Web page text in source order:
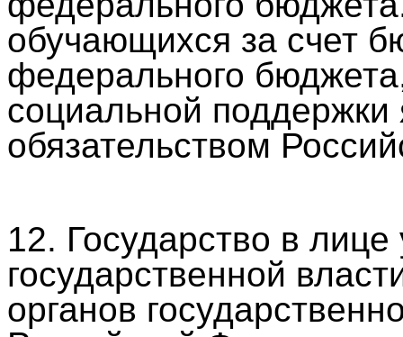
обучающихся за счет
федерального
социальной
обязательством
12. Государство в
государственной
органов